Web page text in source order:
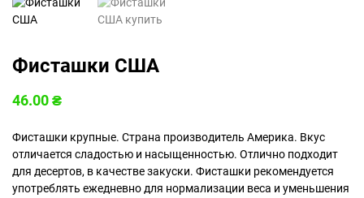
Фисташки США
46.00₴
Фисташки крупные. Страна производитель Америка. Вкус
отличается сладостью и насыщенностью. Отлично подходит
для десертов, в качестве закуски. Фисташки рекомендуется
употреблять ежедневно для нормализации веса и уменьшения